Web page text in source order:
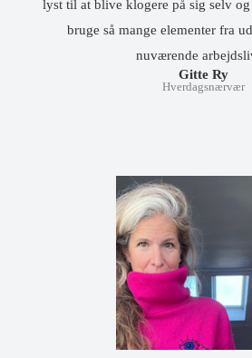
lyst til at blive klogere på sig selv og
bruge så mange elementer fra
nuværende
Gitte Ry
Hverdagsnærvær